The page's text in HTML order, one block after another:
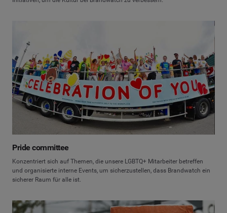
Pride committee
Konzentriert sich auf Themen, die unsere LGBTQ+ Mitarbeiter betreffen
und organisierte interne Events, um sicherzustellen, dass Brandwatch ein
sicherer Raum für alle ist.